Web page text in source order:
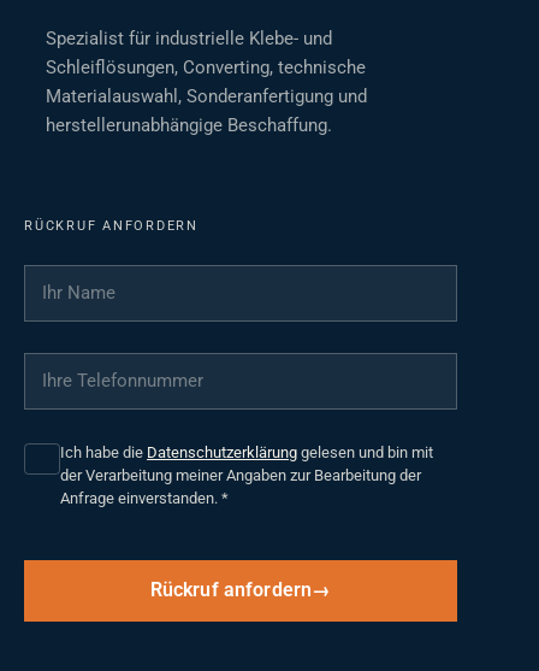
Spezialist für industrielle Klebe- und
Schleiflösungen, Converting, technische
Materialauswahl, Sonderanfertigung und
herstellerunabhängige Beschaffung.
RÜCKRUF ANFORDERN
Ihr Name
Ihre Telefonnummer
Ich habe die Datenschutzerklärung gelesen und bin mit
der Verarbeitung meiner Angaben zur Bearbeitung der
Anfrage einverstanden. *
Rückruf anfordern